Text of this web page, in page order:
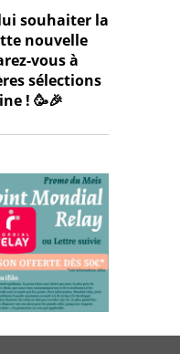
souhaiter la
nouvelle
vous à
sélections
! 🥳🎉